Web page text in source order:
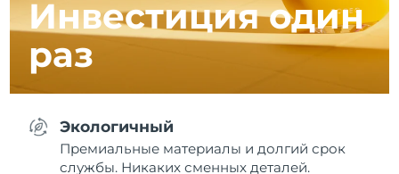
Инвестиция один
раз
Экологичный
Премиальные материалы и долгий срок
службы. Никаких сменных деталей.